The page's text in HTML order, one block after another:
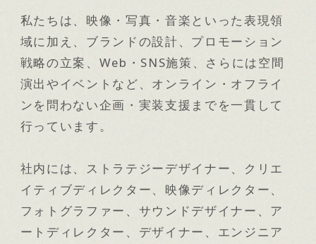
私たちは、映像・写真・音楽といった表現領
域に加え、ブランドの設計、プロモーション
戦略の立案、Web・SNS施策、さらには空間
演出やイベントなど、オンライン・オフライ
ンを問わない企画・実装支援までを一貫して
行っています。
社内には、ストラテジーデザイナー、クリエ
イティブディレクター、映像ディレクター、
フォトグラファー、サウンドデザイナー、ア
ートディレクター、デザイナー、エンジニア